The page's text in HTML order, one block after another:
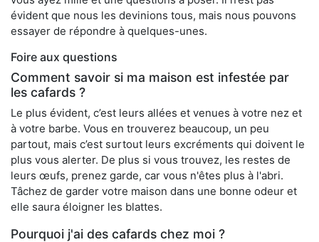
évident que nous les devinions tous, mais nous pouvons
essayer de répondre à quelques-unes.
Foire aux questions
Comment savoir si ma maison est infestée par
les cafards ?
Le plus évident, c’est leurs allées et venues à votre nez et
à votre barbe. Vous en trouverez beaucoup, un peu
partout, mais c’est surtout leurs excréments qui doivent le
plus vous alerter. De plus si vous trouvez, les restes de
leurs œufs, prenez garde, car vous n'êtes plus à l'abri.
Tâchez de garder votre maison dans une bonne odeur et
elle saura éloigner les blattes.
Pourquoi j'ai des cafards chez moi ?